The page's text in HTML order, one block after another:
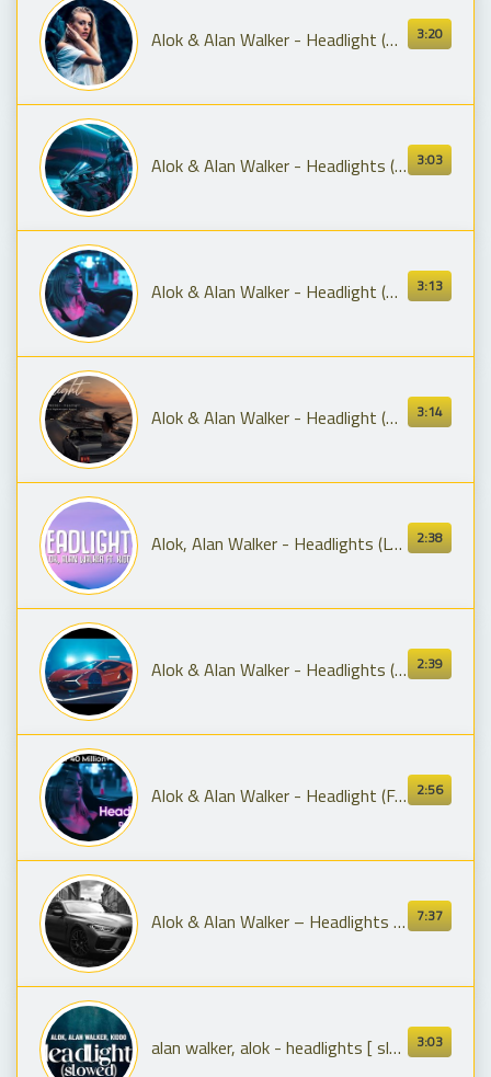
3:20
Alok & Alan Walker - Headlight (KorgStyle Life Remix) 2026 🔥
3:03
Alok & Alan Walker - Headlights (feat. KIDDO) [Slowed Version] (Official Music Video)
3:13
Alok & Alan Walker - Headlight (NRTKSH, Starix & Nightwhisper Remix)
3:14
Alok & Alan Walker - Headlight (NRTKSH, Starix & Nightwhisper Remix)
2:38
Alok, Alan Walker - Headlights (Lyrics) ft. KIDDO
2:39
Alok & Alan Walker - Headlights (Marcoz Lima Remix) | Lamborghini Revuelto
2:56
Alok & Alan Walker - Headlight (Fajar Asia Remix) Dj Valka | Dj Salka
7:37
Alok & Alan Walker – Headlights (XEEZE Remix) | Long Version
3:03
alan walker, alok - headlights [ slowed + reverb ] (ft. KIDDO) (lyrics)